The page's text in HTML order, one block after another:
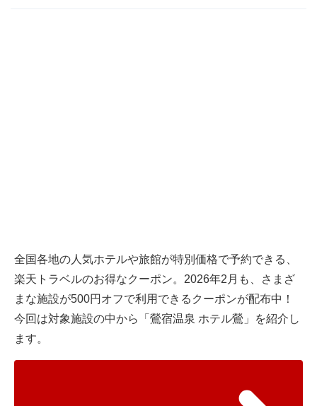
全国各地の人気ホテルや旅館が特別価格で予約できる、
楽天トラベルのお得なクーポン。2026年2月も、さまざ
まな施設が500円オフで利用できるクーポンが配布中！
今回は対象施設の中から「鶯宿温泉 ホテル鶯」を紹介し
ます。